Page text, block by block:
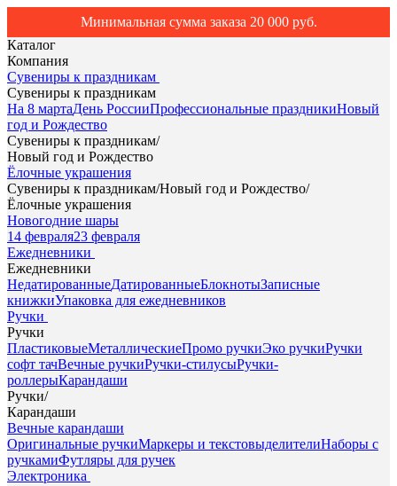
Минимальная сумма заказа 20 000 руб.
Каталог
Компания
Сувениры к праздникам
Сувениры к праздникам
На 8 мартаДень РоссииПрофессиональные праздникиНовый
год и Рождество
Сувениры к праздникам/
Новый год и Рождество
Ёлочные украшения
Сувениры к праздникам/Новый год и Рождество/
Ёлочные украшения
Новогодние шары
14 февраля23 февраля
Ежедневники
Ежедневники
НедатированныеДатированныеБлокнотыЗаписные
книжкиУпаковка для ежедневников
Ручки
Ручки
ПластиковыеМеталлическиеПромо ручкиЭко ручкиРучки
софт тачВечные ручкиРучки-стилусыРучки-
роллерыКарандаши
Ручки/
Карандаши
Вечные карандаши
Оригинальные ручкиМаркеры и текстовыделителиНаборы с
ручкамиФутляры для ручек
Электроника